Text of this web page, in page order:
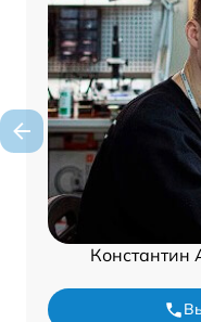
Константин